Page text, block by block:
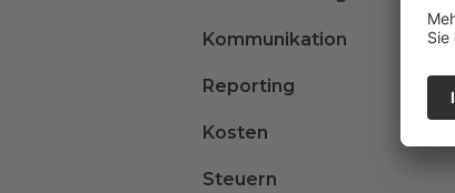
Kommunikation
Reporting
Kosten
Steuern